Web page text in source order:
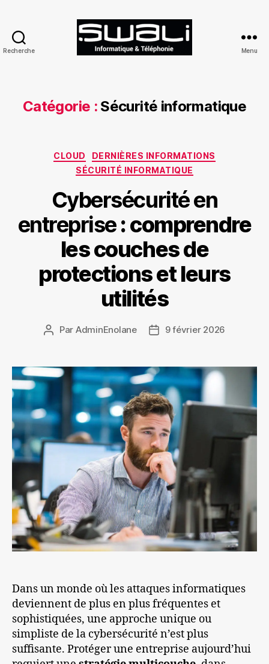
Recherche Menu
Catégorie : Sécurité informatique
Catégories
CLOUD
DERNIÈRES INFORMATIONS
SÉCURITÉ INFORMATIQUE
Cybersécurité en
entreprise: comprendre
les couches de
protections et leurs
utilités
Auteur
Par AdminEnolane
Date9 février 2026
Dans un monde où les attaques informatiques
deviennent de plus en plus fréquentes et
sophistiquées, une approche unique ou
simpliste de la cybersécurité n’est plus
suffisante. Protéger une entreprise aujourd’hui